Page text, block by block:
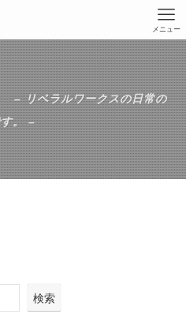
メニュー
– リベラルワークスの日常の
。 –
検索